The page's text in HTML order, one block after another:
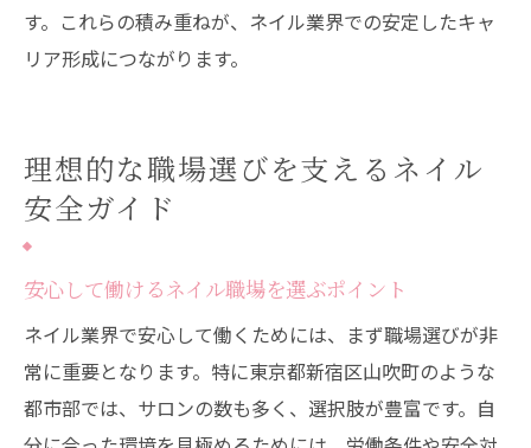
す。これらの積み重ねが、ネイル業界での安定したキャ
リア形成につながります。
理想的な職場選びを支えるネイル
安全ガイド
安心して働けるネイル職場を選ぶポイント
ネイル業界で安心して働くためには、まず職場選びが非
常に重要となります。特に東京都新宿区山吹町のような
都市部では、サロンの数も多く、選択肢が豊富です。自